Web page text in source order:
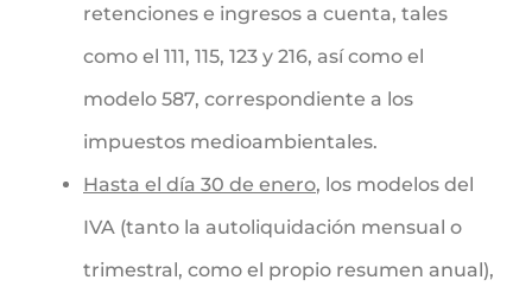
retenciones e ingresos a cuenta, tales
como el 111, 115, 123 y 216, así como el
modelo 587, correspondiente a los
impuestos medioambientales.
Hasta el día 30 de enero, los modelos del
IVA (tanto la autoliquidación mensual o
trimestral, como el propio resumen anual),